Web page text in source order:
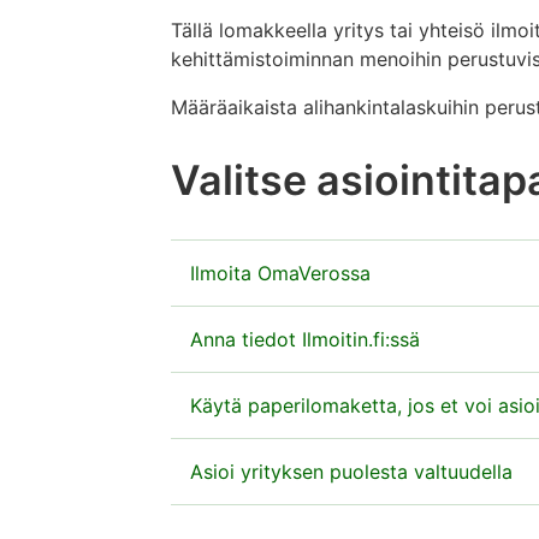
Tällä lomakkeella yritys tai yhteisö
kehittämistoiminnan menoihin
Määräaikaista alihankintalaskuihin
Valitse
Ilmoita OmaVerossa
Anna tiedot OmaVerossa osana
Siirry OmaVeroon
Anna tiedot Ilmoitin.fi:ssä
Voit antaa tiedot myös tiedostona
tarvittava toiminnallisuus.
Jos ilmoitat tiedot Ilmoitin.fi:ssä,
Käytä paperilomaketta, jos et voi
Jos annat veroilmoituksen paperilla,
Asioi yrityksen puolesta valtuudella